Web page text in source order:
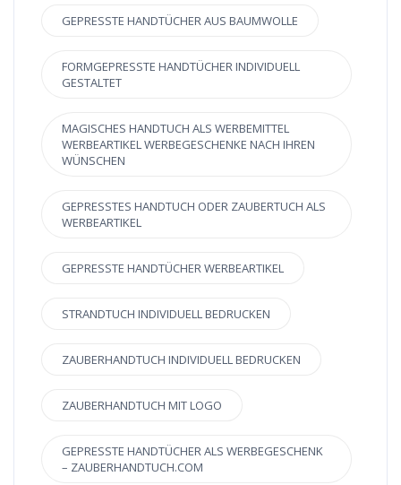
GEPRESSTE HANDTÜCHER AUS BAUMWOLLE
FORMGEPRESSTE HANDTÜCHER INDIVIDUELL
GESTALTET
MAGISCHES HANDTUCH ALS WERBEMITTEL
WERBEARTIKEL WERBEGESCHENKE NACH IHREN
WÜNSCHEN
GEPRESSTES HANDTUCH ODER ZAUBERTUCH ALS
WERBEARTIKEL
GEPRESSTE HANDTÜCHER WERBEARTIKEL
STRANDTUCH INDIVIDUELL BEDRUCKEN
ZAUBERHANDTUCH INDIVIDUELL BEDRUCKEN
ZAUBERHANDTUCH MIT LOGO
GEPRESSTE HANDTÜCHER ALS WERBEGESCHENK
– ZAUBERHANDTUCH.COM